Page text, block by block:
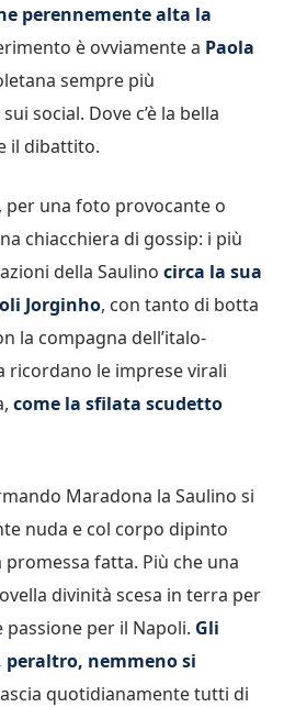
perennemente alta la
è ovviamente a Paola
sempre più
social. Dove c’è la bella
il dibattito.
per una foto provocante o
chiacchiera di gossip: i più
della Saulino circa la sua
Jorginho, con tanto di botta
la compagna dell’italo-
ricordano le imprese virali
come la sfilata scudetto
Maradona la Saulino si
nuda e col corpo dipinto
promessa fatta. Più che una
divinità scesa in terra per
per il Napoli. Gli
nemmeno si
quotidianamente tutti di